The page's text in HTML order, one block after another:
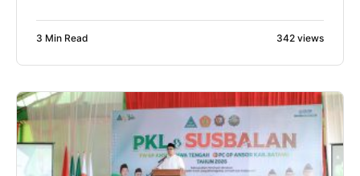
intelektual, kepemimpinan, dan kemampuan
pembukaan PKL dan Kursus Banser Lanjutan
(SUSBALAN) Pimpinan […]
3 Min Read 342 views